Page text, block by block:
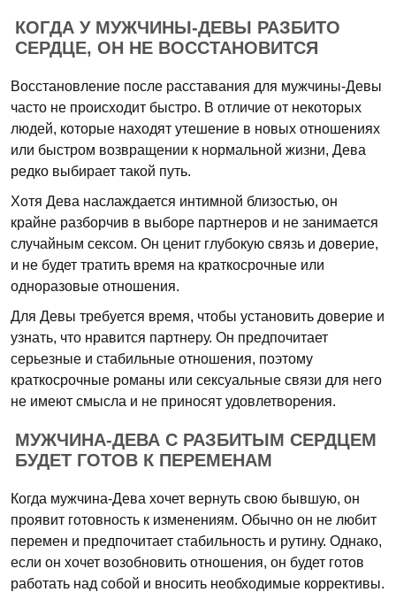
КОГДА У МУЖЧИНЫ-ДЕВЫ РАЗБИТО
СЕРДЦЕ, ОН НЕ ВОССТАНОВИТСЯ
Восстановление после расставания для мужчины-Девы
часто не происходит быстро. В отличие от некоторых
людей, которые находят утешение в новых отношениях
или быстром возвращении к нормальной жизни, Дева
редко выбирает такой путь.
Хотя Дева наслаждается интимной близостью, он
крайне разборчив в выборе партнеров и не занимается
случайным сексом. Он ценит глубокую связь и доверие,
и не будет тратить время на краткосрочные или
одноразовые отношения.
Для Девы требуется время, чтобы установить доверие и
узнать, что нравится партнеру. Он предпочитает
серьезные и стабильные отношения, поэтому
краткосрочные романы или сексуальные связи для него
не имеют смысла и не приносят удовлетворения.
МУЖЧИНА-ДЕВА С РАЗБИТЫМ СЕРДЦЕМ
БУДЕТ ГОТОВ К ПЕРЕМЕНАМ
Когда мужчина-Дева хочет вернуть свою бывшую, он
проявит готовность к изменениям. Обычно он не любит
перемен и предпочитает стабильность и рутину. Однако,
если он хочет возобновить отношения, он будет готов
работать над собой и вносить необходимые коррективы.